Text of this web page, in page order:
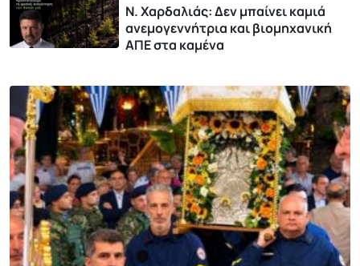
Ν. Χαρδαλιάς: Δεν μπαίνει καμιά
ανεμογεννήτρια και βιομηχανική
ΑΠΕ στα καμένα